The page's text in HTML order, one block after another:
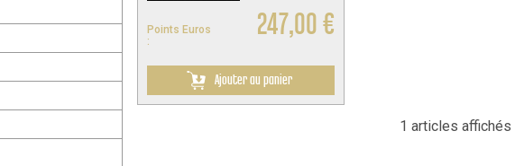
Points Euros
:
247,00 €
Ajouter au panier
1 articles affichés